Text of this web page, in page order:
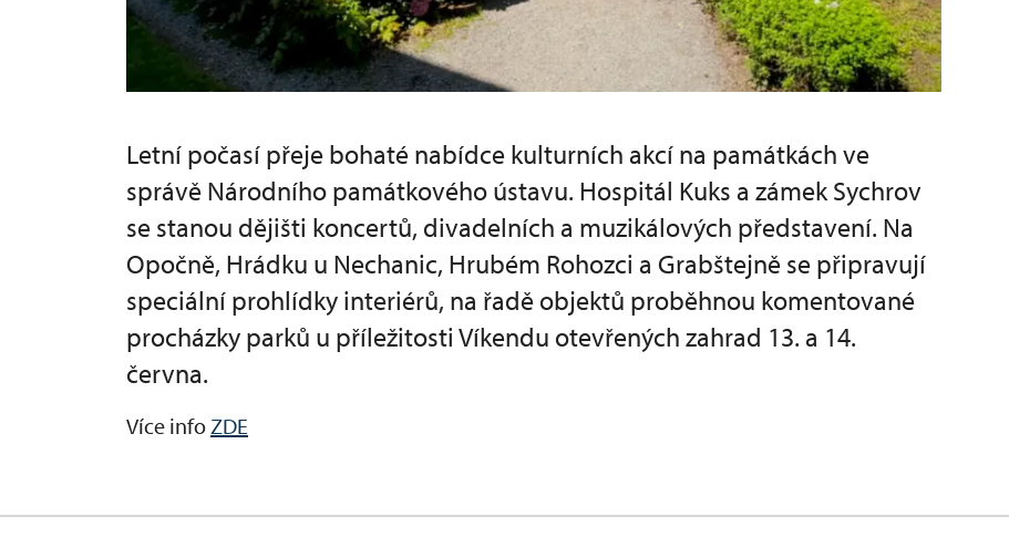
Letní počasí přeje bohaté nabídce kulturních akcí na památkách ve
správě Národního památkového ústavu. Hospitál Kuks a zámek Sychrov
se stanou dějišti koncertů, divadelních a muzikálových představení. Na
Opočně, Hrádku u Nechanic, Hrubém Rohozci a Grabštejně se připravují
speciální prohlídky interiérů, na řadě objektů proběhnou komentované
procházky parků u příležitosti Víkendu otevřených zahrad 13. a 14.
června.
Více infoZDE